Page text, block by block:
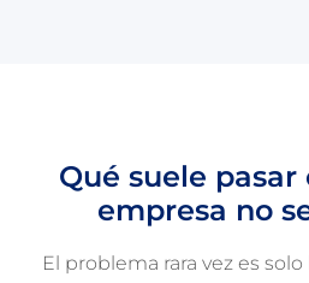
Qué suele
empresa no
El problema rara vez es